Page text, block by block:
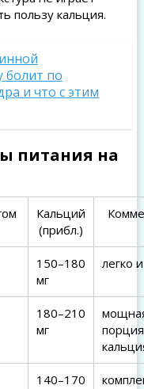
пользу кальция.
по
и что с этим
питания на
Кальций
(прибл.)
150–180
мг
легко
180–210
мг
порция
140–170